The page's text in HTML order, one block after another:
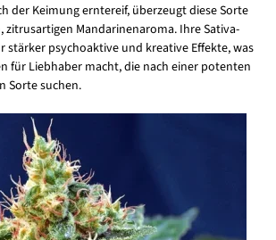
der Keimung erntereif, überzeugt diese Sorte
zitrusartigen Mandarinenaroma. Ihre Sativa-
stärker psychoaktive und kreative Effekte, was
für Liebhaber macht, die nach einer potenten
Sorte suchen.